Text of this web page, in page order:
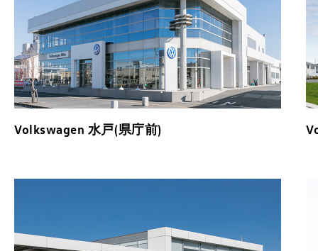
Volkswagen 水戸(県庁前)